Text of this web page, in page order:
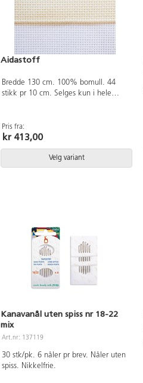
Aidastoff
Bredde 130 cm. 100% bomull. 44
stikk pr 10 cm. Selges kun i hele
Pris fra:
kr 413,00
Velg variant
Kanavanål uten spiss nr 18-22
mix
Art.nr: 137119
30 stk/pk. 6 nåler pr brev. Nåler uten
spiss. Nikkelfrie.